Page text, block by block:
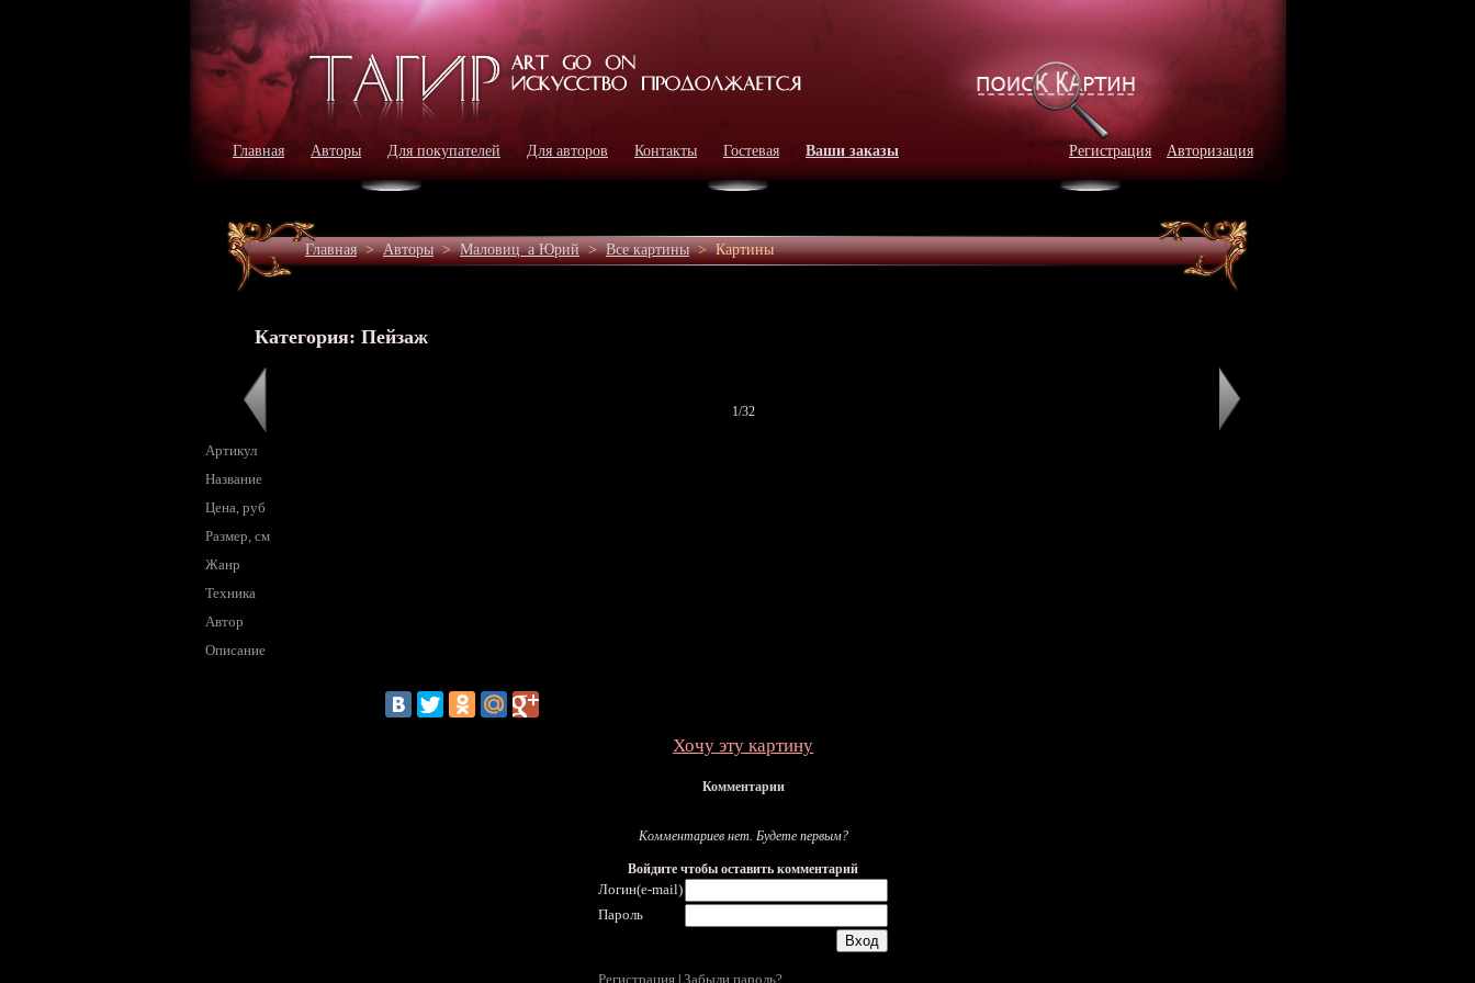
Главная Авторы Для покупателей Для авторов Контакты Гостевая Ваши заказы Регистрация Авторизация
Главная>Авторы>Маловиц_а Юрий>Все картины>Картины
Категория: Пейзаж
1/32
Артикул
Название
Цена, руб
Размер, см
Жанр
Техника
Автор
Описание
Хочу эту картину
Комментарии
Комментариев нет. Будете первым?
Войдите чтобы оставить комментарий
Логин(e-mail)
Пароль
Регистрация Забыли пароль?